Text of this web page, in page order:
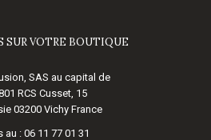
VOTRE BOUTIQUE
SAS au capital de
RCS Cusset, 15
03200 Vichy France
au : 06 11 77 01 31